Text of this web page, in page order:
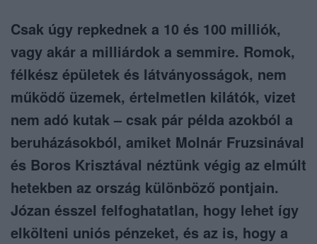
Csak úgy repkednek a 10 és 100 milliók,
vagy akár a milliárdok a semmire. Romok,
félkész épületek és látványosságok, nem
működő üzemek, értelmetlen kilátók, vizet
nem adó kutak – csak pár példa azokból a
beruházásokból, amiket Molnár Fruzsinával
és Boros Krisztával néztünk végig az elmúlt
hetekben az ország különböző pontjain.
Józan ésszel felfoghatatlan, hogy lehet így
elkölteni uniós pénzeket, és az is, hogy a